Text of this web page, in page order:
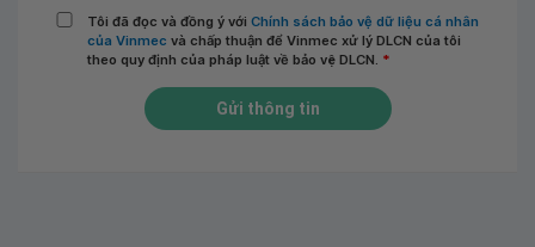
Tôi đã đọc và đồng ý với Chính sách bảo vệ dữ liệu cá nhân
của Vinmec và chấp thuận để Vinmec xử lý DLCN của tôi
theo quy định của pháp luật về bảo vệ DLCN. *
Gửi thông tin